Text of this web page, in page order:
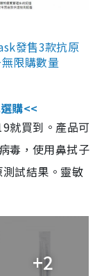
發售3款抗原
限購數量
購<<
就買到。產品可
毒，使用鼻拭子
試結果。靈敏
+2